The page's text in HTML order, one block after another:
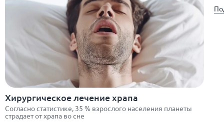
Хирургическое лечение храпа
Согласно статистике, 35 % взрослого населения планеты
страдает от храпа во сне